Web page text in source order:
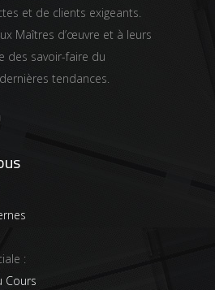
et de clients exigeants.
Maîtres d’œuvre et à leurs
des savoir-faire du
tendances.
:
Cours